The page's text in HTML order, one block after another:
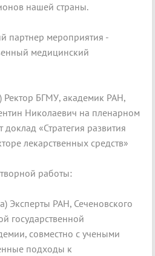
нашей страны.
партнер мероприятия -
медицинский
Ректор БГМУ, академик РАН,
Николаевич на пленарном
доклад «Стратегия развития
лекарственных средств»
работы:
Эксперты РАН, Сеченовского
государственной
совместно с учеными
подходы к